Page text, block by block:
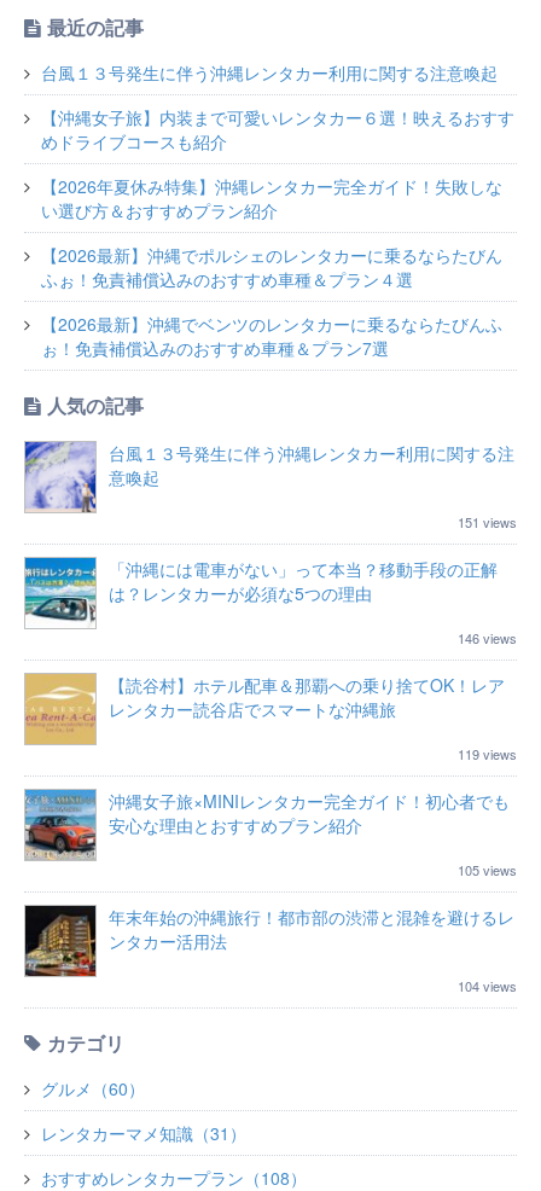
最近の記事
台風１３号発生に伴う沖縄レンタカー利用に関する注意喚起
【沖縄女子旅】内装まで可愛いレンタカー６選！映えるおすす
めドライブコースも紹介
【2026年夏休み特集】沖縄レンタカー完全ガイド！失敗しな
い選び方＆おすすめプラン紹介
【2026最新】沖縄でポルシェのレンタカーに乗るならたびん
ふぉ！免責補償込みのおすすめ車種＆プラン４選
【2026最新】沖縄でベンツのレンタカーに乗るならたびんふ
ぉ！免責補償込みのおすすめ車種＆プラン7選
人気の記事
台風１３号発生に伴う沖縄レンタカー利用に関する注
意喚起
151 views
「沖縄には電車がない」って本当？移動手段の正解
は？レンタカーが必須な5つの理由
146 views
【読谷村】ホテル配車＆那覇への乗り捨てOK！レア
レンタカー読谷店でスマートな沖縄旅
119 views
沖縄女子旅×MINIレンタカー完全ガイド！初心者でも
安心な理由とおすすめプラン紹介
105 views
年末年始の沖縄旅行！都市部の渋滞と混雑を避けるレ
ンタカー活用法
104 views
カテゴリ
グルメ（60）
レンタカーマメ知識（31）
おすすめレンタカープラン（108）